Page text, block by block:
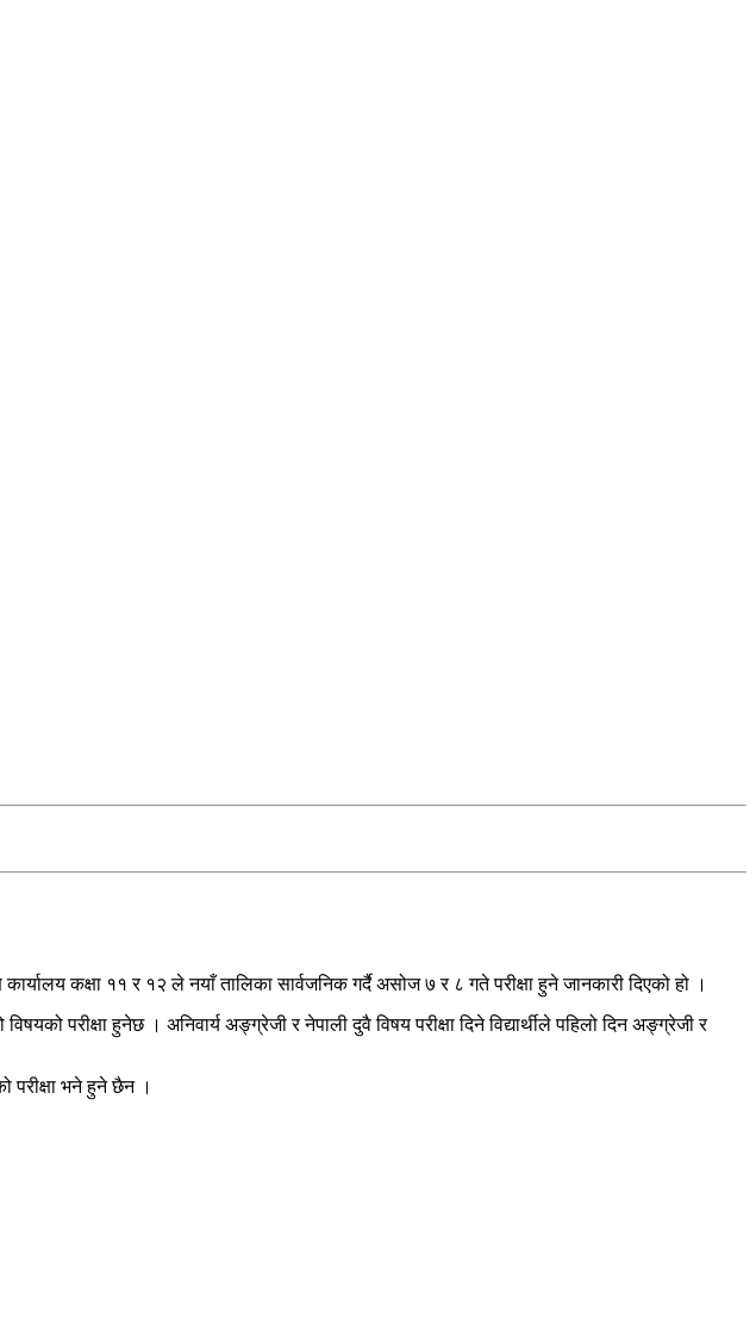
कक्षा ११ र १२ ले नयाँ तालिका सार्वजनिक गर्दै असोज ७ र ८ गते परीक्षा हुने जानकारी दिएको हो ।
परीक्षा हुनेछ । अनिवार्य अङ्ग्रेजी र नेपाली दुवै विषय परीक्षा दिने विद्यार्थीले पहिलो दिन अङ्ग्रेजी र
परीक्षा भने हुने छैन ।